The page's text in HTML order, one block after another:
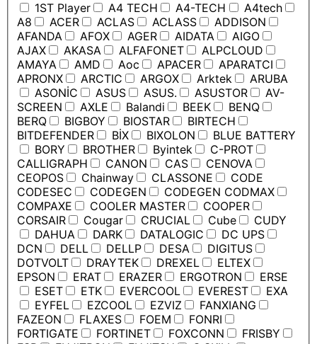
1ST Player
A4 TECH A4-TECH
A4tech
A8
ACER ACLAS ACLASS
ADDISON
AFANDA
AFOX AGER AIDATA
AIGO
AJAX
AKASA ALFAFONET
ALPCLOUD
AMAYA
AMD Aoc APACER
APARATCI
APRONX
ARCTIC ARGOX Arktek
ARUBA
ASONİC
ASUS ASUS. ASUSTOR
AV-
SCREEN
AXLE Balandi BEEK
BENQ
BERQ
BIGBOY BIOSTAR
BIRTECH
BITDEFENDER
BİX BIXOLON
BLUE BATTERY
BORY
BROTHER Byintek
C-PROT
CALLIGRAPH
CANON CAS
CENOVA
CEOPOS
Chainway CLASSONE
CODE
CODESEC
CODEGEN
CODEGEN CODMAX
COMPAXE
COOLER MASTER
COOPER
CORSAIR
Cougar CRUCIAL Cube
CUDY
DAHUA
DARK DATALOGIC
DC UPS
DCN
DELL DELLP DESA
DIGITUS
DOTVOLT
DRAYTEK DREXEL
ELTEX
EPSON
ERAT ERAZER ERGOTRON
ERSE
ESET
ETK EVERCOOL EVEREST
EXA
EYFEL
EZCOOL EZVIZ
FANXIANG
FAZEON
FLAXES FOEM
FONRI
FORTIGATE
FORTINET FOXCONN
FRISBY